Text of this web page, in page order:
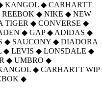
KANGOL ◆ CARHARTT
REEBOK ◆ NIKE ◆ NEW
TIGER ◆ CONVERSE ◆
◆ GAP ◆ ADIDAS ◆
◆ SAUCONY ◆ DIADORA
◆ LEVIS ◆ LONSDALE ◆
◆ UMBRO ◆
◆ CARHARTT WIP
◆